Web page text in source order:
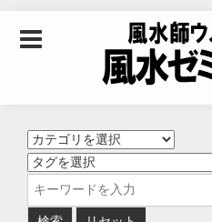
風水師ウ
水ゼミナ